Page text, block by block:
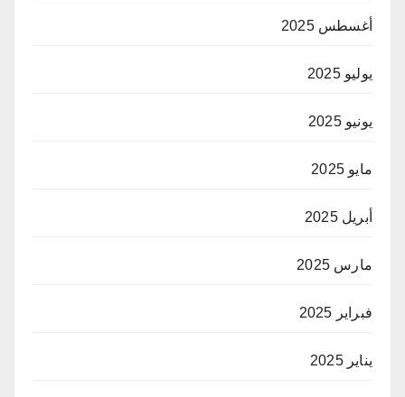
أغسطس 2025
يوليو 2025
يونيو 2025
مايو 2025
أبريل 2025
مارس 2025
فبراير 2025
يناير 2025